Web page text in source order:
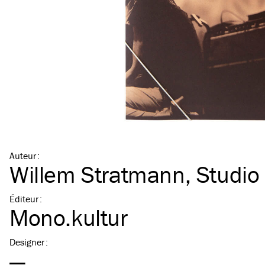
Auteur:
Willem Stratmann, Studio
Éditeur:
Mono.kultur
Designer: